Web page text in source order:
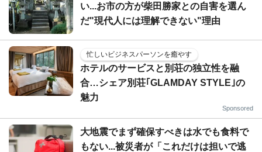
い...お市の方が柴田勝家との自害を選ん
だ"現代人には理解できない"理由
忙しいビジネスパーソンを癒やす
ホテルのサービスと別荘の独立性を融
合…シェア別荘｢GLAMDAY STYLE｣の
魅力
Sponsored
大地震でまず確保すべきは水でも食料で
もない...被災者が「これだけは担いで逃